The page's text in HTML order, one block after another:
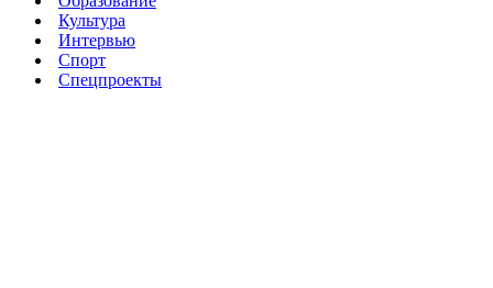
Культура
Интервью
Спорт
Спецпроекты